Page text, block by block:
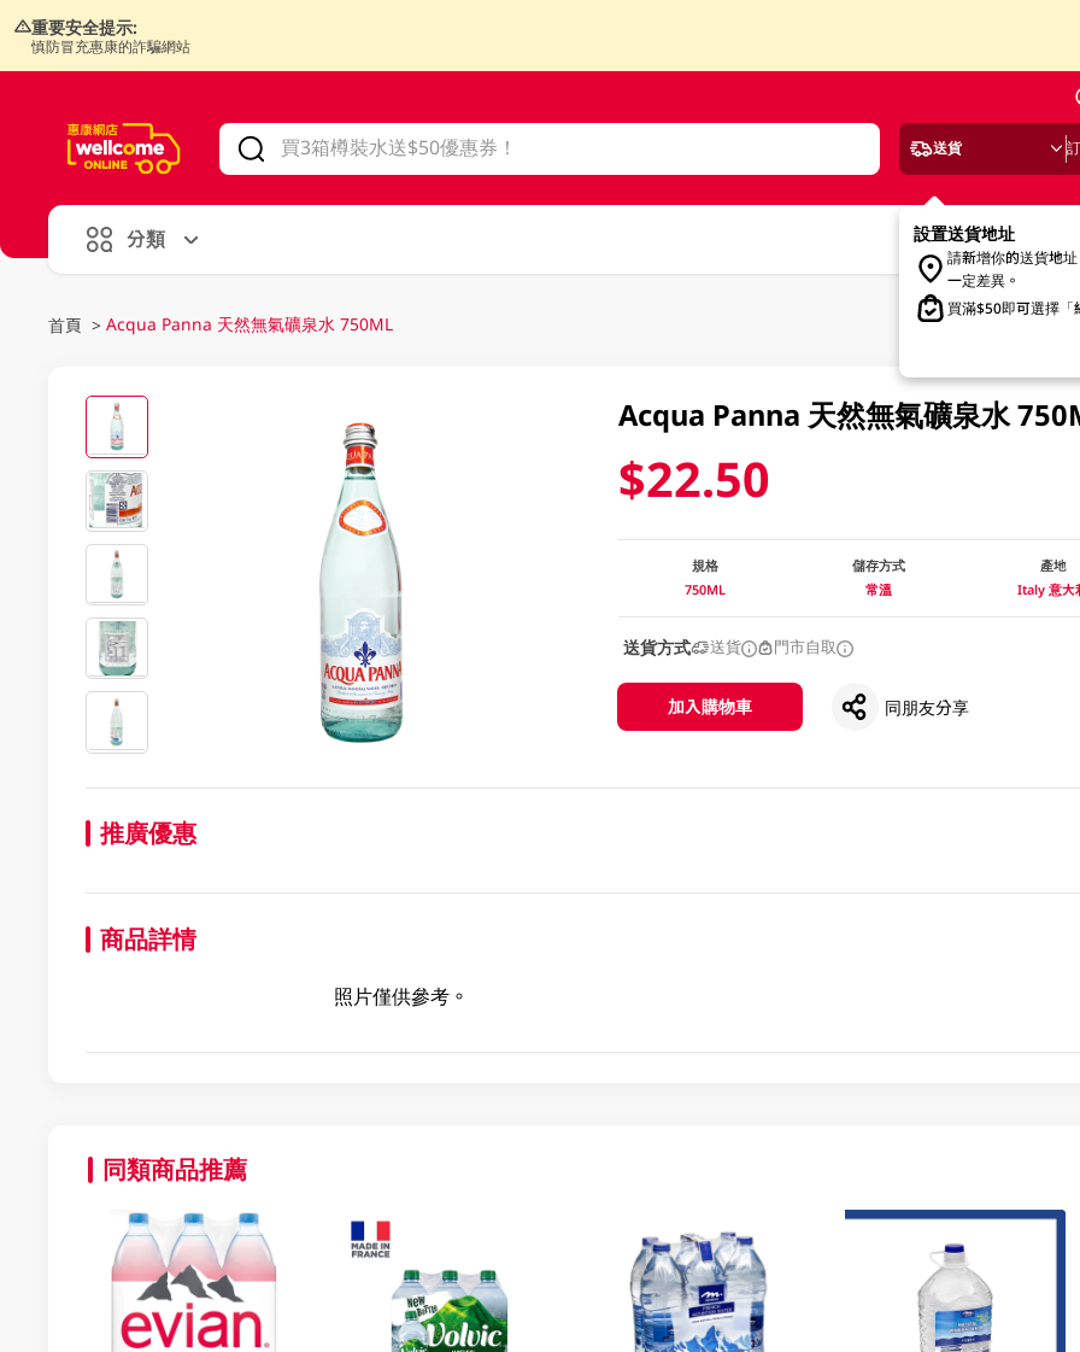
重要安全提示:
慎防冒充惠康的詐騙網站
送貨
設置送貨地址
請新增你的送貨地
一定差異。
買滿$50即可選擇「
分類
首頁 > Acqua Panna 天然無氣礦泉水 750ML
Acqua Panna 天然無氣礦泉水
$22.50
規格
750ML
儲存方式
常溫
產地
Italy 意大
送貨方式 送貨 門市自取
加入購物車 同朋友分享
推廣優惠
商品詳情
照片僅供參考。
同類商品推薦